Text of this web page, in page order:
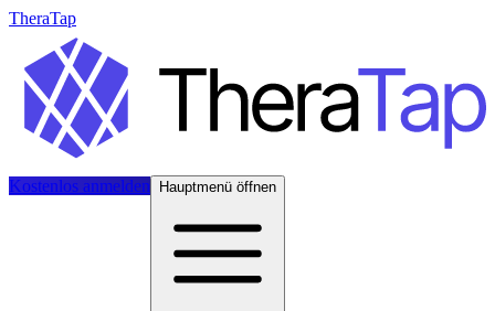
TheraTap
Kostenlos anmelden Hauptmenü öffnen